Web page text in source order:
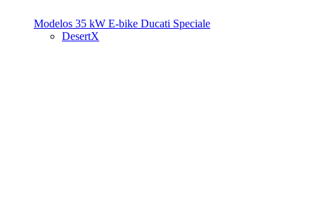
Modelos 35 kW E-bike Ducati Speciale
DesertX